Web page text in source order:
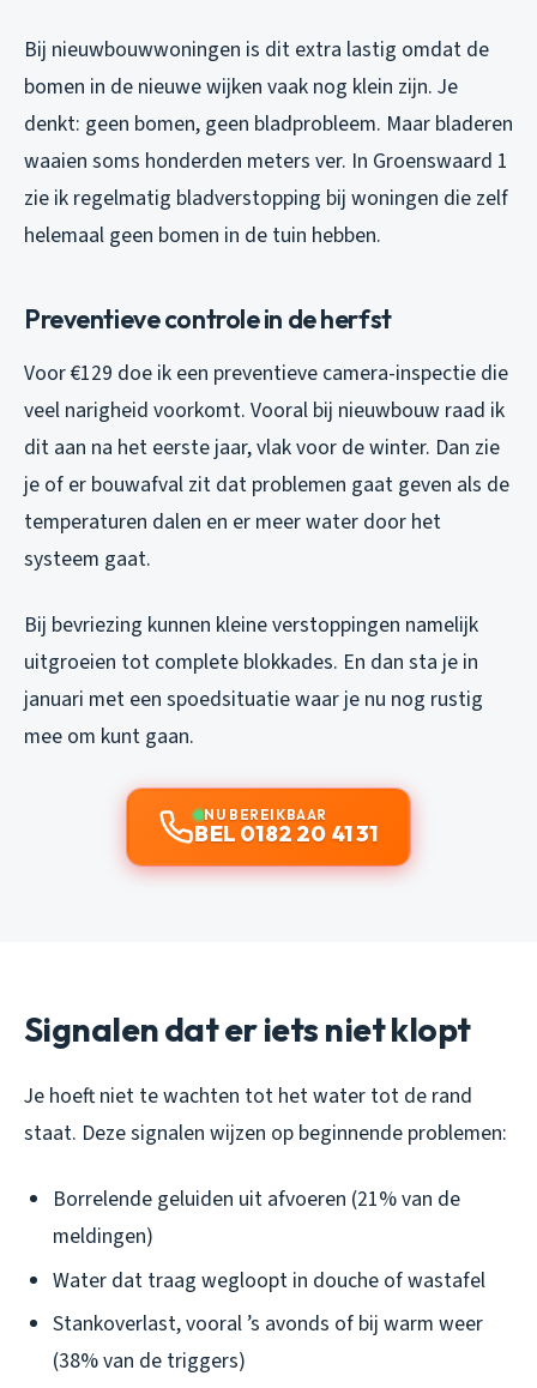
Bij nieuwbouwwoningen is dit extra lastig omdat de
bomen in de nieuwe wijken vaak nog klein zijn. Je
denkt: geen bomen, geen bladprobleem. Maar bladeren
waaien soms honderden meters ver. In Groenswaard 1
zie ik regelmatig bladverstopping bij woningen die zelf
helemaal geen bomen in de tuin hebben.
Preventieve controle in de herfst
Voor €129 doe ik een preventieve camera-inspectie die
veel narigheid voorkomt. Vooral bij nieuwbouw raad ik
dit aan na het eerste jaar, vlak voor de winter. Dan zie
je of er bouwafval zit dat problemen gaat geven als de
temperaturen dalen en er meer water door het
systeem gaat.
Bij bevriezing kunnen kleine verstoppingen namelijk
uitgroeien tot complete blokkades. En dan sta je in
januari met een spoedsituatie waar je nu nog rustig
mee om kunt gaan.
NU BEREIKBAAR
BEL 0182 20 41 31
Signalen dat er iets niet klopt
Je hoeft niet te wachten tot het water tot de rand
staat. Deze signalen wijzen op beginnende problemen:
Borrelende geluiden uit afvoeren (21% van de
meldingen)
Water dat traag wegloopt in douche of wastafel
Stankoverlast, vooral ’s avonds of bij warm weer
(38% van de triggers)